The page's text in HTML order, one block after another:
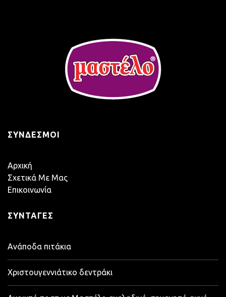
ΣΎΝΔΕΣΜΟΙ
Αρχική
Σχετικά Με Μας
Επικοινωνία
ΣΥΝΤΑΓΈΣ
Ανάποδα πιτάκια
Χριστουγεννιάτικο δεντράκι